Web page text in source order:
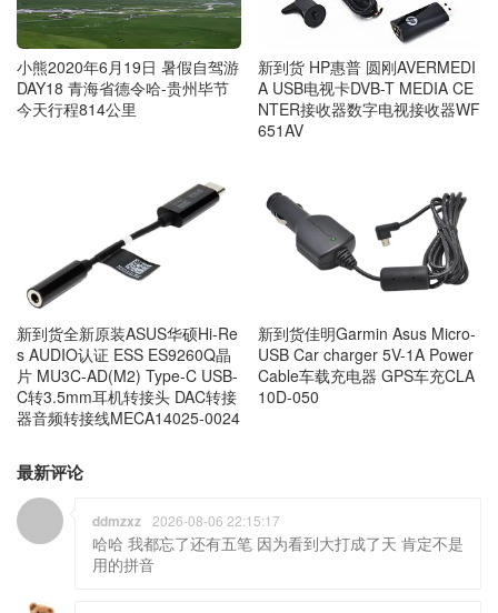
小熊2020年6月19日 暑假自驾游
DAY18 青海省德令哈-贵州毕节
今天行程814公里
新到货 HP惠普 圆刚AVERMEDI
A USB电视卡DVB-T MEDIA CE
NTER接收器数字电视接收器WF
651AV
新到货全新原装ASUS华硕Hi-Re
s AUDIO认证 ESS ES9260Q晶
片 MU3C-AD(M2) Type-C USB-
C转3.5mm耳机转接头 DAC转接
器音频转接线MECA14025-0024
新到货佳明Garmin Asus Micro-
USB Car charger 5V-1A Power
Cable车载充电器 GPS车充CLA
10D-050
最新评论
ddmzxz 2026-08-06 22:15:17
哈哈 我都忘了还有五笔 因为看到大打成了天 肯定不是
用的拼音